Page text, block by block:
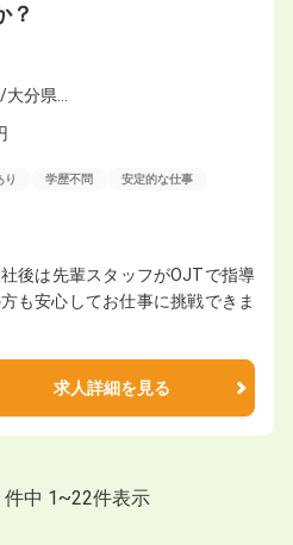
？
分県…
り 学歴不問 安定的な仕事
後は先輩スタッフがOJTで指導
も安心してお仕事に挑戦できま
求人詳細を見る
件中 1~22件表示